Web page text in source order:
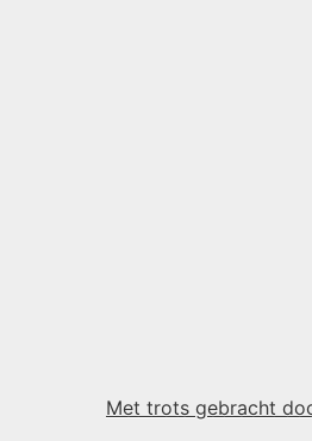
Met trots gebracht